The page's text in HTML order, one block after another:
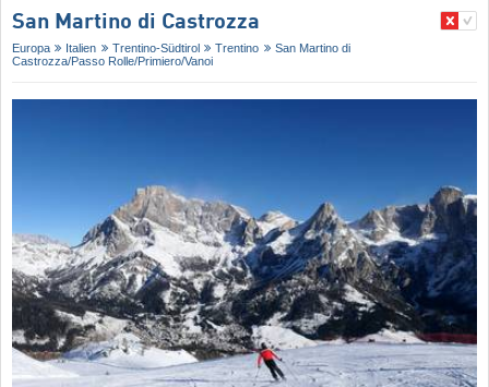
San Martino di Castrozza
Europa Italien Trentino-Südtirol Trentino
San Martino di
Castrozza/​Passo Rolle/​Primiero/​Vanoi